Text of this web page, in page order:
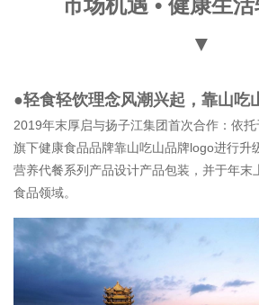
市场机遇 • 健康生
▼
●轻食轻饮理念风潮兴起，靠山吃
2019年末厚启与扬子江集团首次合作：依
旗下健康食品品牌靠山吃山品牌logo进行升
营养代餐系列产品设计产品包装，并于年末
食品领域。